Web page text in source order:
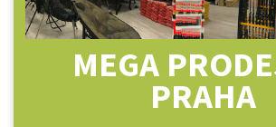
MEGA
PRAHA